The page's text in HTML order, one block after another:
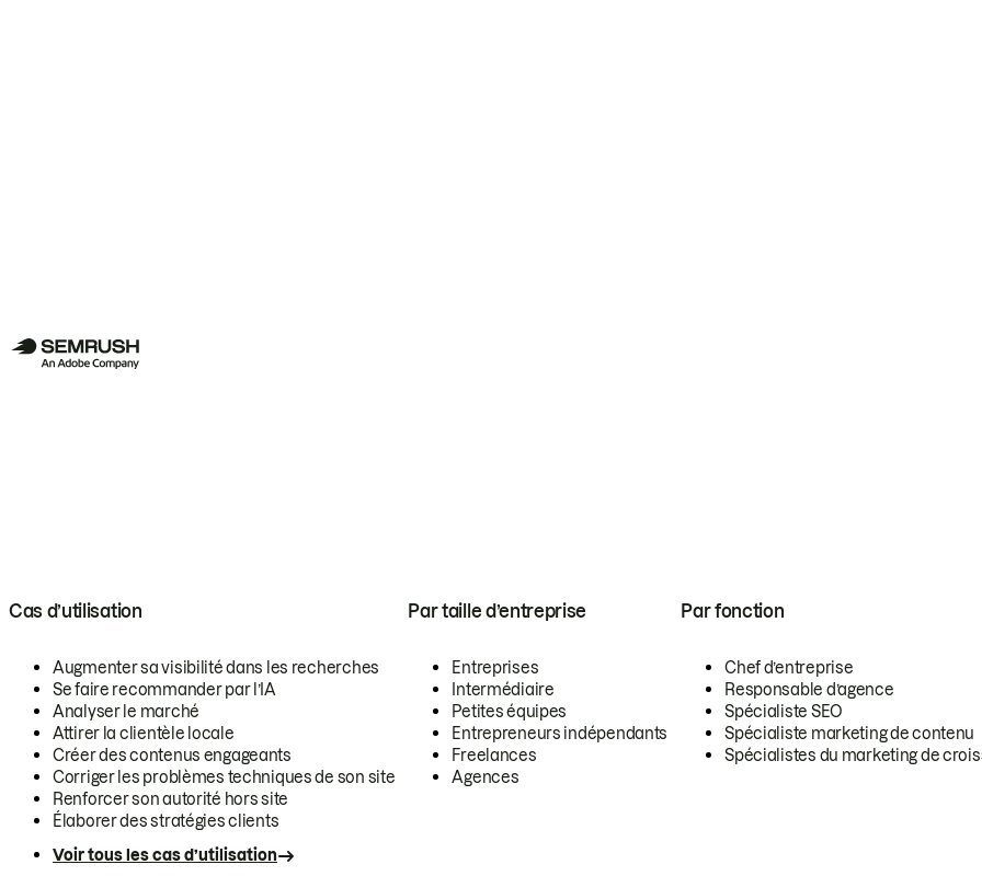
Cas d’utilisation
Augmenter sa visibilité dans les recherches
Se faire recommander par l’IA
Analyser le marché
Attirer la clientèle locale
Créer des contenus engageants
Corriger les problèmes techniques de son site
Renforcer son autorité hors site
Élaborer des stratégies clients
Voir tous les cas d’utilisation
Par taille d’entreprise
Entreprises
Intermédiaire
Petites équipes
Entrepreneurs indépendants
Freelances
Agences
Par fonction
Chef d’entreprise
Responsable d’agence
Spécialiste SEO
Spécialiste marketing de contenu
Spécialistes du marketing de